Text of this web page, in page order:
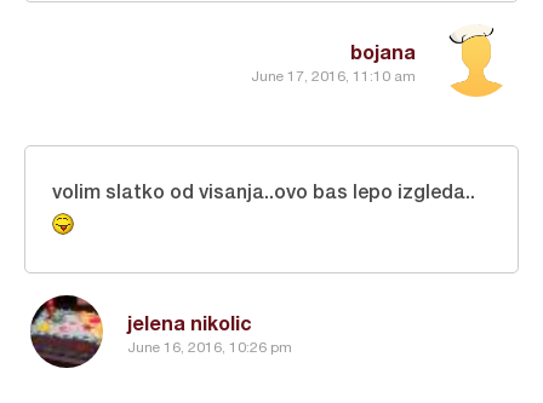
bojana
June 17, 2016, 11:10 am
jelena nikolic
June 16, 2016, 10:26 pm
volim slatko od visanja..ovo bas lepo izgleda..